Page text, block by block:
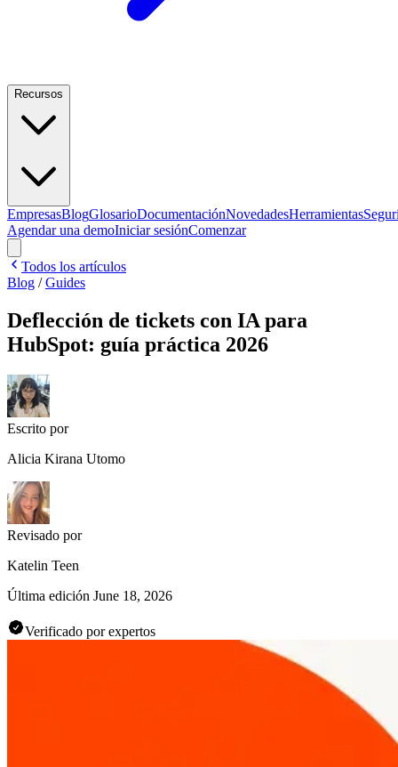
Recursos
EmpresasBlogGlosarioDocumentaciónNovedadesHerramientas
Agendar una demoIniciar sesiónComenzar
Todos los artículos
Blog /Guides
Deflección de tickets con IA para
HubSpot: guía práctica 2026
Escrito por
Alicia Kirana Utomo
Revisado por
Katelin Teen
Última edición June 18, 2026
Verificado por expertos